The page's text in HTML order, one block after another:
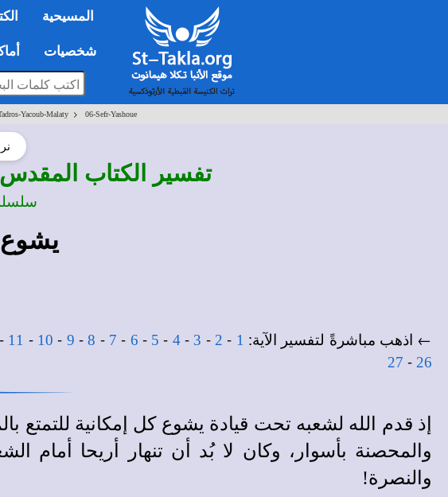
المسيحية
شخصيات
Yacoub-Malaty> 06-Sefr-Yashoue
تفسير الكتاب
يشوع 6 - تفسير سفر يشوع
← اذهب مباشرةً لتفسير الآية: 1
-
2
-
3
-
4
-
5
-
6
-
7
-
8
-
9
-
10
-
11
-
26
-
27
إذ قدم الله لشعبه تحت قيادة يشوع كل إمكانية للتمتع
والمحصنة بأسوار، وكان لا بُد أن تنهار أريحا أمام
والنصرة!